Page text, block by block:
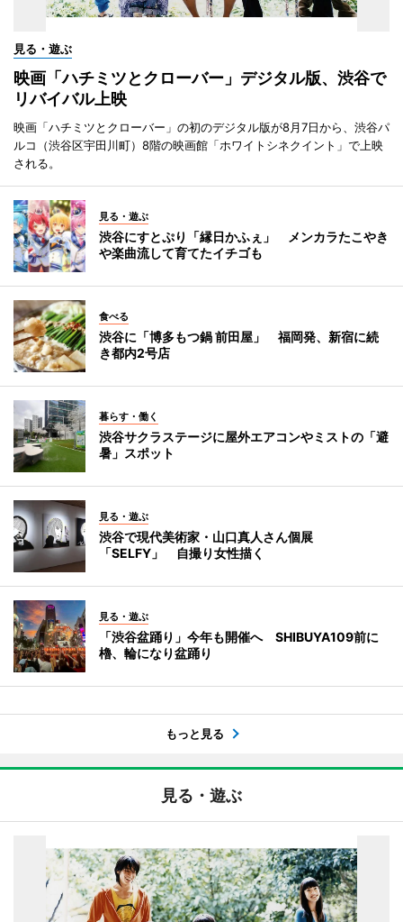
見る・遊ぶ
映画「ハチミツとクローバー」デジタル版、渋谷で
リバイバル上映
映画「ハチミツとクローバー」の初のデジタル版が8月7日から、渋谷パ
ルコ（渋谷区宇田川町）8階の映画館「ホワイトシネクイント」で上映
される。
見る・遊ぶ
渋谷にすとぷり「縁日かふぇ」 メンカラたこやき
や楽曲流して育てたイチゴも
食べる
渋谷に「博多もつ鍋 前田屋」 福岡発、新宿に続
き都内2号店
暮らす・働く
渋谷サクラステージに屋外エアコンやミストの「避
暑」スポット
見る・遊ぶ
渋谷で現代美術家・山口真人さん個展
「SELFY」 自撮り女性描く
見る・遊ぶ
「渋谷盆踊り」今年も開催へ SHIBUYA109前に
櫓、輪になり盆踊り
もっと見る
見る・遊ぶ